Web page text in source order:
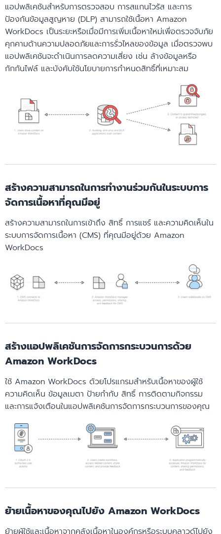
แอปพลิเคชันสำหรับการตรวจสอบ การสแกนไวรัส และการ
ป้องกันข้อมูลสูญหาย (DLP) สามารถใช้เนื้อหา Amazon
WorkDocs เป็นระยะหรือเมื่อมีการเพิ่มเนื้อหาใหม่เพื่อตรวจจับภัย
คุกคามด้านความปลอดภัยและการรั่วไหลของข้อมูล เมื่อตรวจพบ
แอปพลิเคชันจะดำเนินการลดความเสี่ยง เช่น ล้างข้อมูลหรือ
กักกันไฟล์ และบังคับใช้นโยบายการกำหนดสิทธิ์ที่เหมาะสม
สร้างความสามารถในการทำงานร่วมกันในระบบการ
จัดการเนื้อหาที่คุณมีอยู่
สร้างความสามารถในการเข้าถึง สิทธิ์ การแชร์ และความคิดเห็นใน
ระบบการจัดการเนื้อหา (CMS) ที่คุณมีอยู่ด้วย Amazon
WorkDocs
สร้างแอปพลิเคชันการจัดการกระบวนการด้วย
Amazon WorkDocs
ใช้ Amazon WorkDocs ด้วยโปรแกรมสำหรับเนื้อหาของผู้ใช้
ความคิดเห็น ข้อมูลเมตา ป้ายกำกับ สิทธิ์ การติดตามกิจกรรม
และการแจ้งเตือนในแอปพลิเคชันการจัดการกระบวนการของคุณ
ย้ายเนื้อหาของคุณไปยัง Amazon WorkDocs